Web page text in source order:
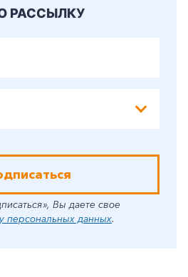
РАССЫЛКУ
Вы даете свое
персональных данных.